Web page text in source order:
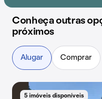
Conheça outras
próximos
Alugar Comprar
5 imóveis disponíveis